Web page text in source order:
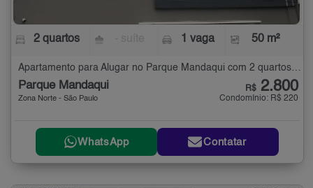
2 quartos 1 vaga 50 m²
Apartamento para Alugar no Parque Mandaqui com 2 quartos - 50 m²
Parque Mandaqui
Zona Norte - São Paulo
R$ 2.800
Condomínio: R$ 220
WhatsApp Contatar